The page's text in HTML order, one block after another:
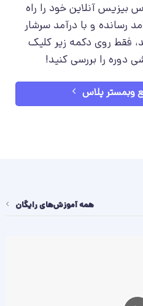
بیزیس آنلاین خود را راه
رسانده و با درآمد سرشار
فقط روی دکمه زیر کلیک
دوره را بررسی کنید!
وبمستر پلاس
همه آموزش‌های رایگان